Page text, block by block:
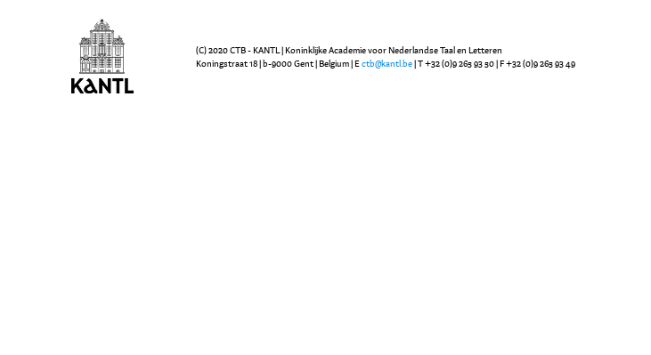
(C) 2020 CTB - KANTL | Koninklijke Academie voor Nederlandse Taal en Letteren
Koningstraat 18 | b-9000 Gent | Belgium | Ectb@kantl.be | T +32 (0)9 265 93 50 | F +32 (0)9 265 93 49